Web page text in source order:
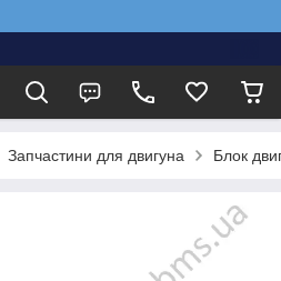
Запчастини для двигуна Блок